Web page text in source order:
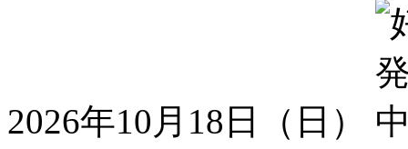
2026年10月18日（日）